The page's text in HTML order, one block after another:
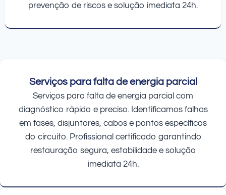
prevenção de riscos e solução imediata 24h.
Serviços para falta de energia parcial
Serviços para falta de energia parcial com
diagnóstico rápido e preciso. Identificamos falhas
em fases, disjuntores, cabos e pontos específicos
do circuito. Profissional certificado garantindo
restauração segura, estabilidade e solução
imediata 24h.